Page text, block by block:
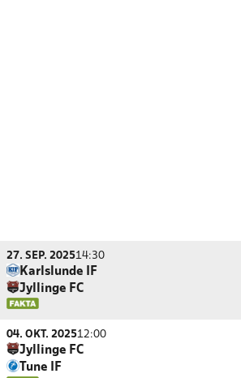
27. SEP. 202514:30
Karlslunde IF
Jyllinge FC
04. OKT. 202512:00
Jyllinge FC
Tune IF